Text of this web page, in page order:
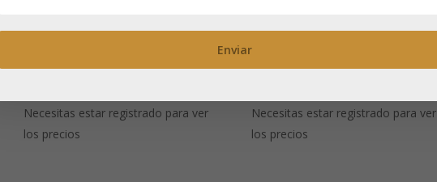
Juego de té
‘Marajah’, Tetera
Necesitas estar registrado para ver
los precios
Tetera de pistón
cristal con acero
Necesitas estar registrado para ver
los precios